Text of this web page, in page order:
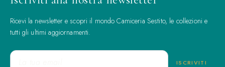
Ricevi la newsletter e scopri il mondo Camiceria Sestito, le collezioni e
tutti gli ultimi aggiornamenti.